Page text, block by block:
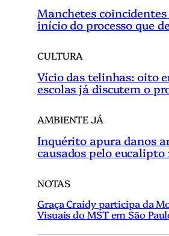
Manchetes
início do processo que
CULTURA
Vício das telinhas: oito
escolas já discutem o
AMBIENTE JÁ
Inquérito apura danos
causados pelo eucalipto
NOTAS
Graça Craidy participa da
Visuais do MST em São